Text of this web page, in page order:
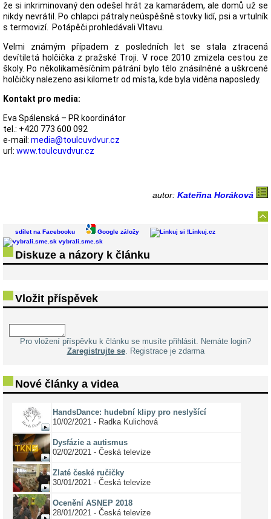
že si inkriminovaný den odešel hrát za kamarádem, ale domů už se
nikdy nevrátil. Po chlapci pátraly neúspěšně stovky lidí, psi a vrtulník
s termovizí. Potápěči prohledávali Vltavu.
Velmi známým případem z posledních let se stala ztracená
devítiletá holčička z pražské Troji. V roce 2010 zmizela cestou ze
školy. Po několikaměsíčním pátrání bylo tělo znásilněné a uškrcené
holčičky nalezeno asi kilometr od místa, kde byla viděna naposledy.
Kontakt pro media:
Eva Spálenská – PR koordinátor
tel.: +420 773 600 092
e-mail: media@toulcuvdvur.cz
url: www.toulcuvdvur.cz
autor: Kateřina Horáková
sdílet na Facebooku Google záložy
Linkuj.cz
vybrali.sme.sk
Diskuze a názory k článku
Vložit příspěvek
Pro vložení příspěvku k článku se musíte přihlásit. Nemáte login?
Zaregistrujte se. Registrace je zdarma
Nové články a videa
HandsDance: hudební klipy pro neslyšící
10/02/2021 - Radka Kulichová
Dysfázie a autismus
02/02/2021 - Česká televize
Zlaté české ručičky
30/01/2021 - Česká televize
Ocenění ASNEP 2018
28/01/2021 - Česká televize